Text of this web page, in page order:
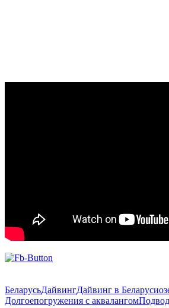
БеларусьДайвингДайвинг в Беларуси
Долгоепогружения с аквалангом